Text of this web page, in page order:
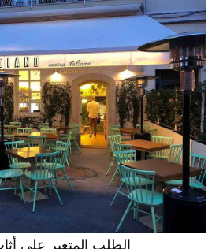
الطلب المتغير على